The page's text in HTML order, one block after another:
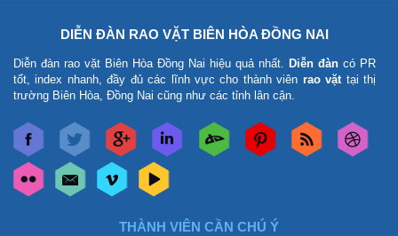
DIỄN ĐÀN RAO VẶT BIÊN HÒA ĐỒNG NAI
Diễn đàn rao vặt Biên Hòa Đồng Nai hiệu quả nhất. Diễn đàn có PR
tốt, index nhanh, đầy đủ các lĩnh vực cho thành viên rao vặttại thị
trường Biên Hòa, Đồng Nai cũng như các tỉnh lân cận.
THÀNH VIÊN CẦN CHÚ Ý